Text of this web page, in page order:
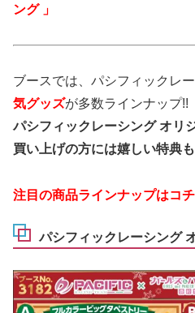
ング 」
ブースでは、パシフィックレ
気グッズが多数ラインナップ!!
パシフィックレーシング オリ
買い上げの方には嬉しい特典
注目の商品ラインナップはコ
パシフィックレーシング